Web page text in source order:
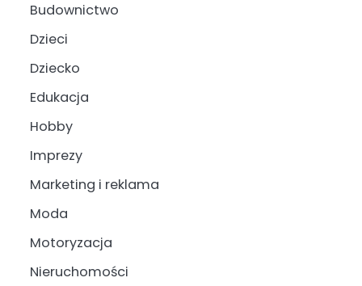
Budownictwo
Dzieci
Dziecko
Edukacja
Hobby
Imprezy
Marketing i reklama
Moda
Motoryzacja
Nieruchomości